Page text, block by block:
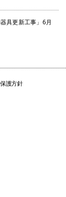
具更新工事」6月
護方針